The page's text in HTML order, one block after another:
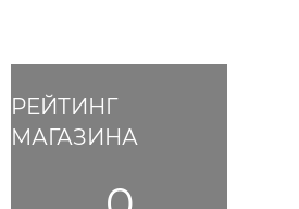
РЕЙТИНГ
МАГАЗИНА